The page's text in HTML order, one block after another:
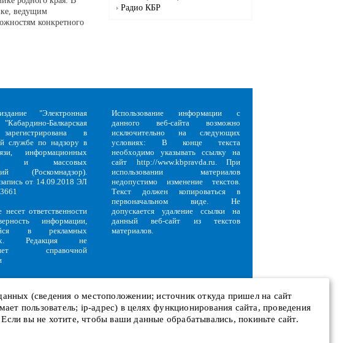
Радио КБР
ведущим
конкретного
"Электронная
Балкарская
в
службе по надзору в
информационных
и массовых
(Роскомнадзор).
от 14.09.2018 ЭЛ
несет ответственности
информации,
в рекламных
Редакция не
справочной
Использование информации с
данного веб-сайта возможно
исключительно на следующих
условиях: В конце текста
необходимо указывать ссылку на
сайт http://www.kbpravda.ru. При
использовании материалов
недопустимо изменение текстов.
Текст должен копироваться в
первоначальном виде. Не
допускается удаление ссылки на
данный веб-сайт из текстов
материалов.
конфиденциальности
(сведения о местоположении; источник откуда пришел на сайт
пользователь; ip-адрес) в целях функционирования сайта, проведения
вы не хотите, чтобы ваши данные обрабатывались, покиньте сайт.